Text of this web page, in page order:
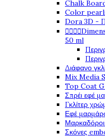
Chalk
Color
Dora 3D -

50 ml
Διάφανο
Mix Media
Top Coat
Σπρέι εφέ
Γκλίτερ
Εφέ
Σκόνες